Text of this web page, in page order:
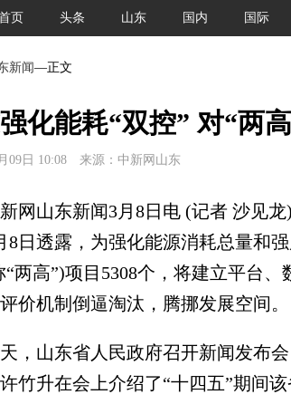
页 头条 山东 国内 国际
新闻—正文
化能耗“双控” 对“两
09日 10:08 来源：中新网山东
山东新闻3月8日电 (记者 沙见龙
8日透露，为强化能源消耗总量和
“两高”)项目5308个，将建立平台
价机制倒逼淘汰，腾挪发展空间。
山东省人民政府召开新闻发布会
竹升在会上介绍了“十四五”期间该